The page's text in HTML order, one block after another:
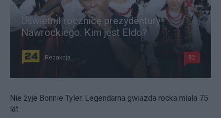
Uświetnił rocznicę prezydentury
Nawrockiego. Kim jest Eldo?
Redakcja 82
Nie żyje Bonnie Tyler. Legendarna gwiazda rocka miała 75
lat